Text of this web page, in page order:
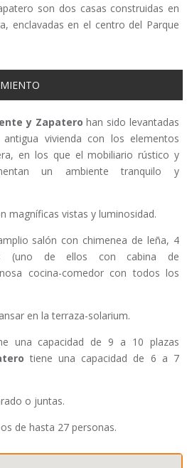
son dos casas construidas en
enclavadas en el centro del Parque
y Zapatero han sido levantadas
vivienda con los elementos
en los que el mobiliario rústico y
un ambiente tranquilo y
magníficas vistas y luminosidad.
salón con chimenea de leña, 4
(uno de ellos con cabina de
cocina-comedor con todos los
en la terraza-solarium.
una capacidad de 9 a 10 plazas
tiene una capacidad de 6 a 7
o juntas.
de hasta 27 personas.